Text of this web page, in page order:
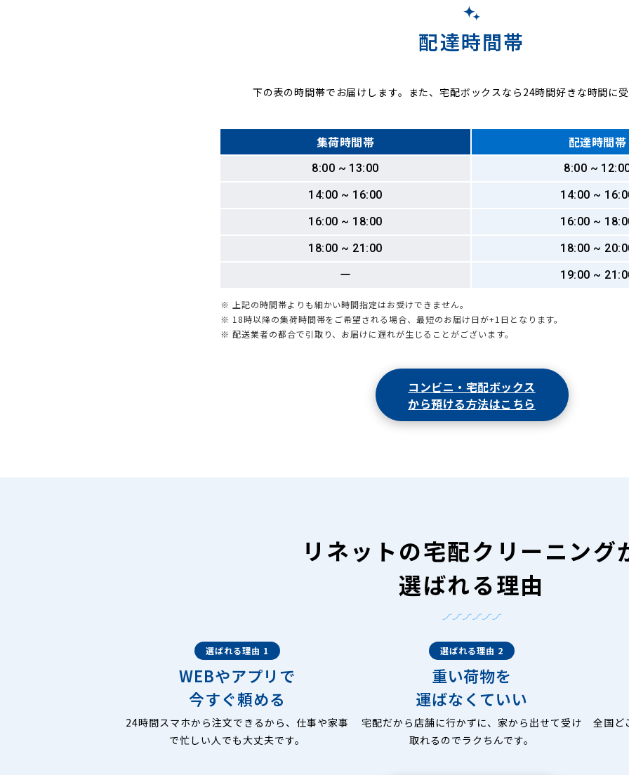
配達時間帯
下の表の時間帯でお届けします。また、宅配ボックスなら24時間好きな時間に
集荷時間帯 配達時間帯
8:00 ~ 13:00
8:00 ~
14:00 ~ 16:00
14:00 ~
16:00 ~ 18:00
16:00 ~
18:00 ~ 21:00
18:00 ~
ー
19:00 ~
※ 上記の時間帯よりも細かい時間指定はお受けできません。
※ 18時以降の集荷時間帯をご希望される場合、最短のお届け日が+1日となります。
※ 配送業者の都合で引取り、お届けに遅れが生じることがございます。
コンビニ・宅配ボックス
から預ける方法はこちら
リネットの宅配クリーニング
選ばれる理由
選ばれる理由 1
WEBやアプリで
今すぐ頼める
24時間スマホから注文できるから、仕事や家事
で忙しい人でも大丈夫です。
選ばれる理由 2
重い荷物を
運ばなくていい
宅配だから店舗に行かずに、家から出せて受け
取れるのでラクちんです。
全国ど